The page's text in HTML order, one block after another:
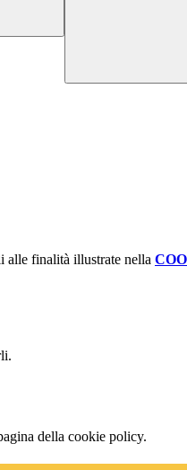
alle finalità illustrate nella
della cookie policy.